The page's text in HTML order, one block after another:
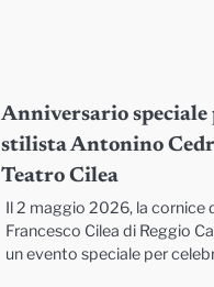
Anniversario speciale
stilista Antonino
Teatro Cilea
Il 2 maggio 2026, la cornice
Francesco Cilea di Reggio
un evento speciale per